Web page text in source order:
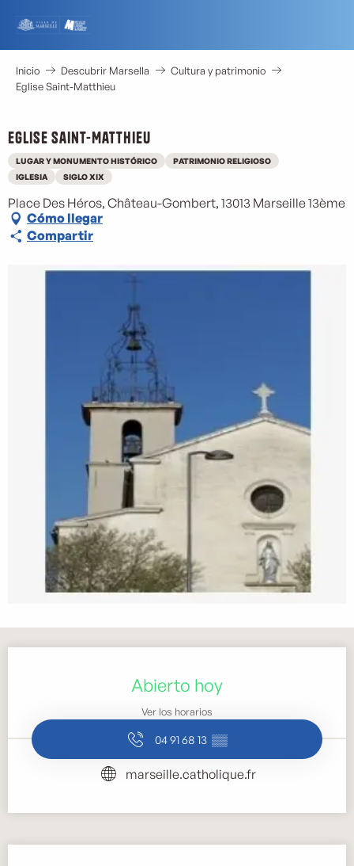
contenu
principal
Inicio Descubrir Marsella
Cultura y patrimonio
Eglise Saint-Matthieu
Eglise Saint-Matthieu
LUGAR Y MONUMENTO HISTÓRICO
PATRIMONIO RELIGIOSO
IGLESIA
SIGLO XIX
Place Des Héros, Château-Gombert, 13013 Marseille 13ème
Cómo llegar
Compartir
Abierto hoy
Ver los horarios
04 91 68 13 ▒▒
marseille.catholique.fr